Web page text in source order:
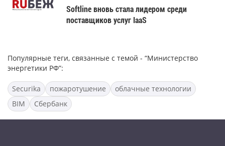
Softline вновь стала лидером среди
поставщиков услуг IaaS
Популярные теги, связанные с темой - “Министерство
энергетики РФ”:
Securika пожаротушение
облачные технологии
BIM
Сбербанк